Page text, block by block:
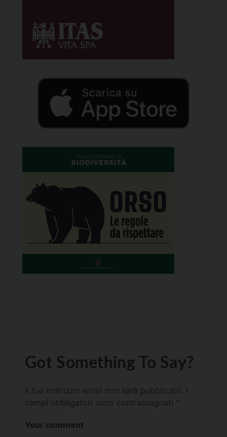
Got Something To Say?
Il tuo indirizzo email non sarà pubblicato.
campi obbligatori sono contrassegnati *
Your comment